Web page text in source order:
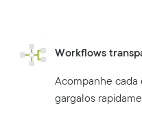
Workflows
Acompanhe
gargalos